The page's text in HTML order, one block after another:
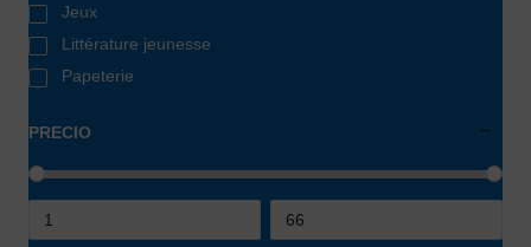
Jeux
Littérature jeunesse
Papeterie
PRECIO